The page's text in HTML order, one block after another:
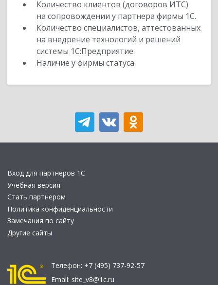
Количество клиентов (договоров ИТС)
на сопровождении у партнера фирмы 1С.
Количество специалистов, аттестованных
на внедрение технологий и решений
системы 1С:Предприятие.
Наличие у фирмы статуса
Вход для партнеров 1С
Учебная версия
Стать партнером
Политика конфиденциальности
Замечания по сайту
Другие сайты
Телефон: +7 (495) 737-92-57
Email: site_v8@1c.ru